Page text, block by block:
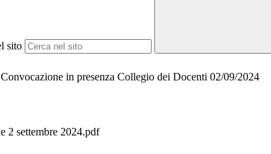
sito
in presenza Collegio dei Docenti 02/09/2024
2 settembre 2024.pdf